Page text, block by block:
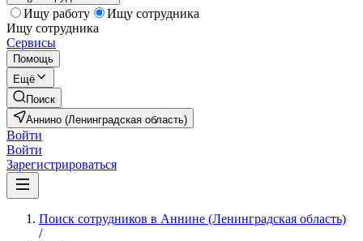
Ищу работу
Ищу сотрудника
Ищу сотрудника
Сервисы
Помощь
Ещё
Поиск
Аннино (Ленинградская область)
Войти
Войти
Зарегистрироваться
Поиск сотрудников в Аннине (Ленинградская область)
/